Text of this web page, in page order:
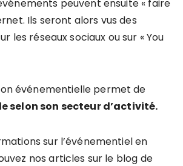
peuvent ensuite « faire
Ils seront alors vus des
les réseaux sociaux ou sur « You
événementielle permet de
selon son secteur d’activité.
sur l’événementiel en
nos articles sur le blog de